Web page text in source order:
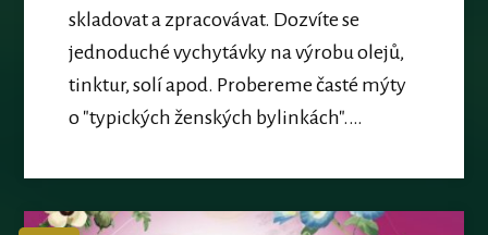
skladovat a zpracovávat. Dozvíte se
jednoduché vychytávky na výrobu olejů,
tinktur, solí apod. Probereme časté mýty
o "typických ženských bylinkách".…